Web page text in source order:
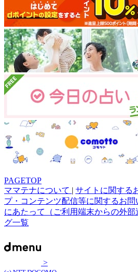
PAGETOP
ママテナについて | サイトに関する
プ・コンテンツ配信等に関するお問
にあたって（ご利用端末からの外部
グ一覧
>